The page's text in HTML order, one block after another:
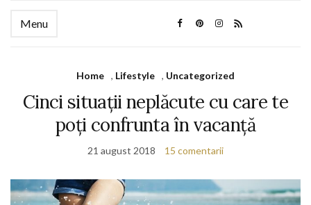
Menu
Home , Lifestyle , Uncategorized
Cinci situații neplăcute cu care te
poți confrunta în vacanță
21 august 2018 15 comentarii